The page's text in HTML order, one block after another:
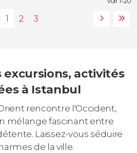
excursions, activités
à Istanbul
rencontre l'Occident,
mélange fascinant entre
Laissez-vous séduire
de la ville.